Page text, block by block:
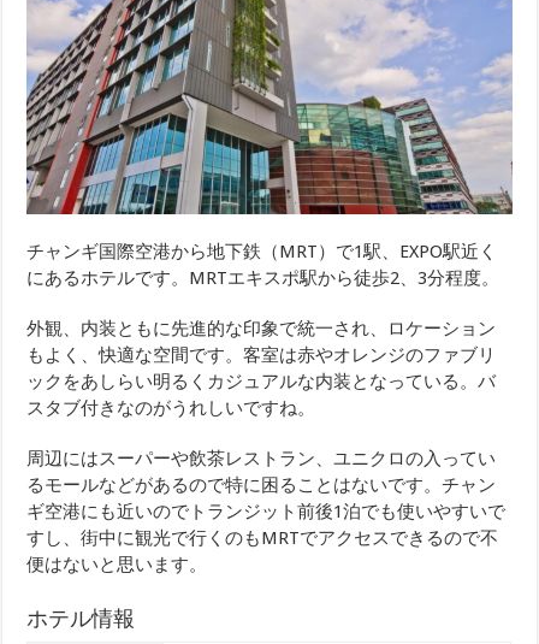
チャンギ国際空港から地下鉄（MRT）で1駅、EXPO駅近く
にあるホテルです。MRTエキスポ駅から徒歩2、3分程度。
外観、内装ともに先進的な印象で統一され、ロケーション
もよく、快適な空間です。客室は赤やオレンジのファブリ
ックをあしらい明るくカジュアルな内装となっている。バ
スタブ付きなのがうれしいですね。
周辺にはスーパーや飲茶レストラン、ユニクロの入ってい
るモールなどがあるので特に困ることはないです。チャン
ギ空港にも近いのでトランジット前後1泊でも使いやすいで
すし、街中に観光で行くのもMRTでアクセスできるので不
便はないと思います。
ホテル情報